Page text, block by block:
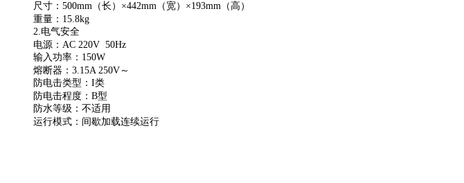
尺寸：500mm（长）×442mm（宽）×193mm（高）
重量：15.8kg
2.电气安全
电源：AC 220V 50Hz
输入功率：150W
熔断器：3.15A 250V～
防电击类型：Ι类
防电击程度：B型
防水等级：不适用
运行模式：间歇加载连续运行